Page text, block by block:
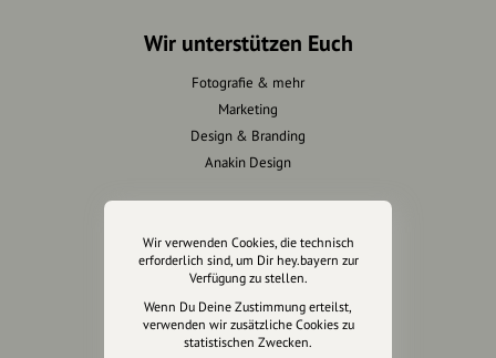
Wir unterstützen Euch
Fotografie & mehr
Marketing
Design & Branding
Anakin Design
Unterstütze
unsere Plattform
hey.bayern ist ein Projekt von
Wir verwenden Cookies, die technisch
erforderlich sind, um Dir hey.bayern zur
Verfügung zu stellen.
Wenn Du Deine Zustimmung erteilst,
verwenden wir zusätzliche Cookies zu
statistischen Zwecken.